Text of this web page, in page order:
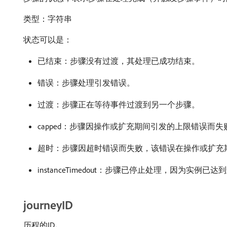
类型：字符串
状态可以是：
已结束：步骤没有过渡，其处理已成功结束。
错误：步骤处理引发错误。
过渡：步骤正在等待事件过渡到另一个步骤。
capped：步骤因操作或扩充期间引发的上限错误而失
超时：步骤因超时错误而失败，该错误在操作或扩充
instanceTimedout：步骤已停止处理，因为实例已达到
journeyID
历程的ID。